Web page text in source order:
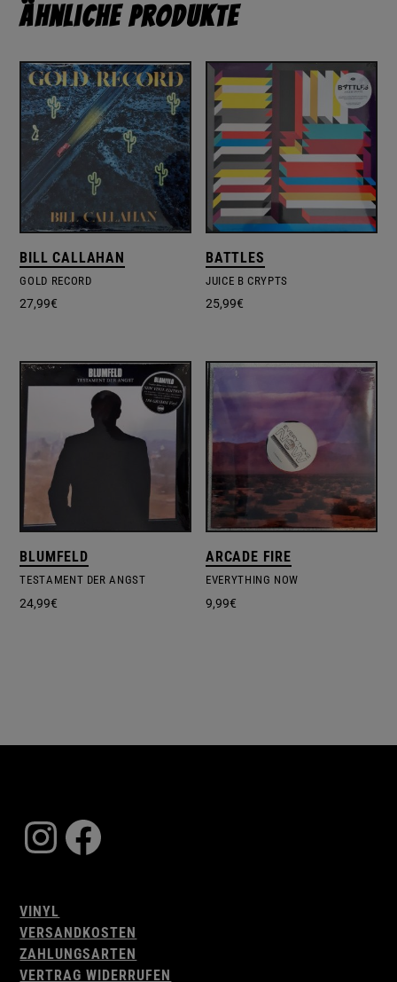
Ähnliche Produkte
BILL CALLAHAN
GOLD RECORD
27,99€
BATTLES
JUICE B CRYPTS
25,99€
BLUMFELD
TESTAMENT DER ANGST
24,99€
ARCADE FIRE
EVERYTHING NOW
9,99€
Instagram
Facebook
VINYL
VERSANDKOSTEN
ZAHLUNGSARTEN
VERTRAG WIDERRUFEN